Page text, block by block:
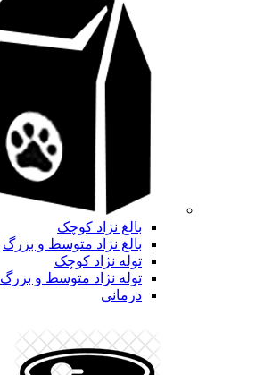
بالغ نژاد کوچک
بالغ نژاد متوسط و بزرگ
توله نژاد کوچک
توله نژاد متوسط و بزرگ
درمانی